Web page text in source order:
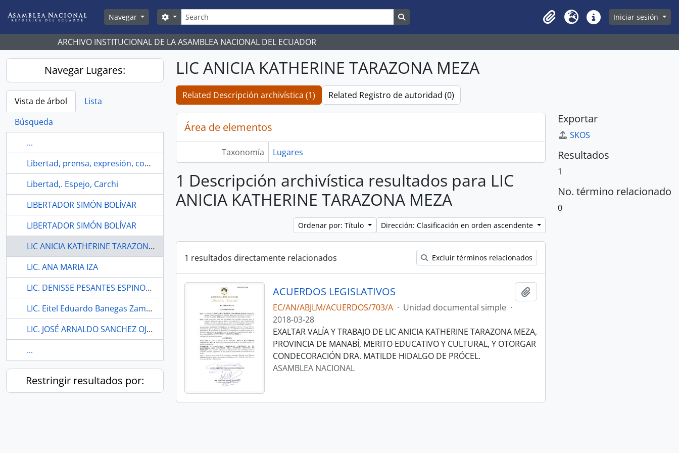
Navegar
Búsqueda
Search options
Clipboard
Idioma Enlaces rápidos
Iniciar sesión
ARCHIVO INSTITUCIONAL DE LA ASAMBLEA NACIONAL DEL ECUADOR
Navegar Lugares:
Vista de árbol
Lista
Búsqueda
...
Libertad, prensa, expresión, comunicación
Libertad,. Espejo, Carchi
LIBERTADOR SIMÓN BOLÍVAR
LIBERTADOR SIMÓN BOLÍVAR
LIC ANICIA KATHERINE TARAZONA MEZA
LIC. ANA MARIA IZA
LIC. DENISSE PESANTES ESPINOZA.
LIC. Eitel Eduardo Banegas Zambrano
LIC. JOSÉ ARNALDO SANCHEZ OJEDA.
...
Restringir resultados por:
LIC ANICIA KATHERINE TARAZONA MEZA
Related Descripción archivística (1) Related Registro de autoridad (0)
Área de elementos
Taxonomía Lugares
1 Descripción archivística resultados para LIC
ANICIA KATHERINE TARAZONA MEZA
Ordenar por: Título Dirección: Clasificación en orden ascendente
1 resultados directamente relacionados Excluir términos relacionados
ACUERDOS LEGISLATIVOS
EC/AN/ABJLM/ACUERDOS/703/A · Unidad documental simple ·
2018-03-28
EXALTAR VALÍA Y TRABAJO DE LIC ANICIA KATHERINE TARAZONA MEZA,
PROVINCIA DE MANABÍ, MERITO EDUCATIVO Y CULTURAL, Y OTORGAR
CONDECORACIÓN DRA. MATILDE HIDALGO DE PRÓCEL.
ASAMBLEA NACIONAL
Exportar
SKOS
Resultados
1
No. término relacionado
0